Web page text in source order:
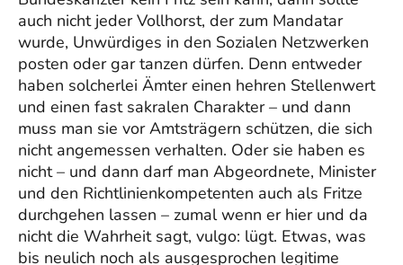
auch nicht jeder Vollhorst, der zum Mandatar
wurde, Unwürdiges in den Sozialen Netzwerken
posten oder gar tanzen dürfen. Denn entweder
haben solcherlei Ämter einen hehren Stellenwert
und einen fast sakralen Charakter – und dann
muss man sie vor Amtsträgern schützen, die sich
nicht angemessen verhalten. Oder sie haben es
nicht – und dann darf man Abgeordnete, Minister
und den Richtlinienkompetenten auch als Fritze
durchgehen lassen – zumal wenn er hier und da
nicht die Wahrheit sagt, vulgo: lügt. Etwas, was
bis neulich noch als ausgesprochen legitime